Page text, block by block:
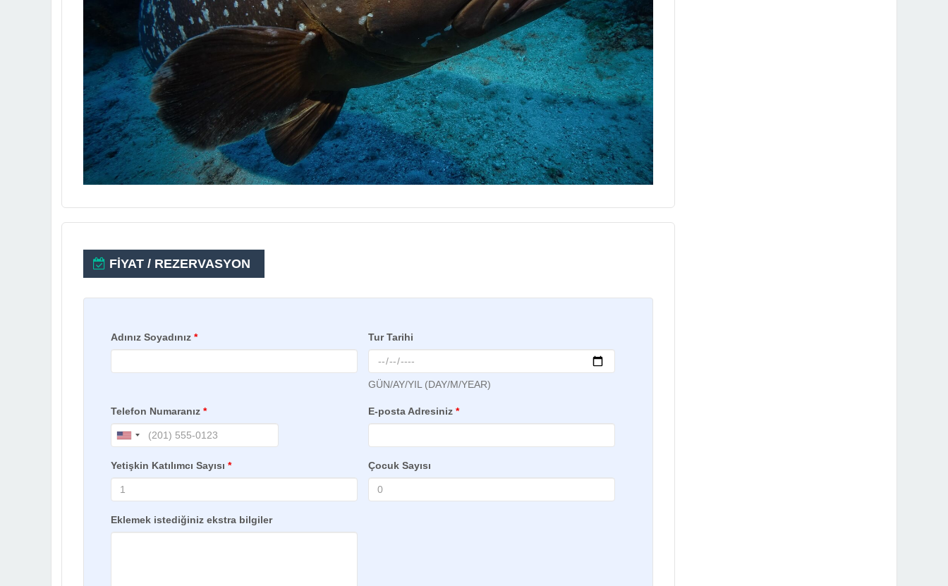
FİYAT / REZERVASYON
Adınız Soyadınız * Tur Tarihi
GÜN/AY/YIL (DAY/M/YEAR)
Telefon Numaranız * E-posta Adresiniz *
Yetişkin Katılımcı Sayısı * Çocuk Sayısı
Eklemek istediğiniz ekstra bilgiler